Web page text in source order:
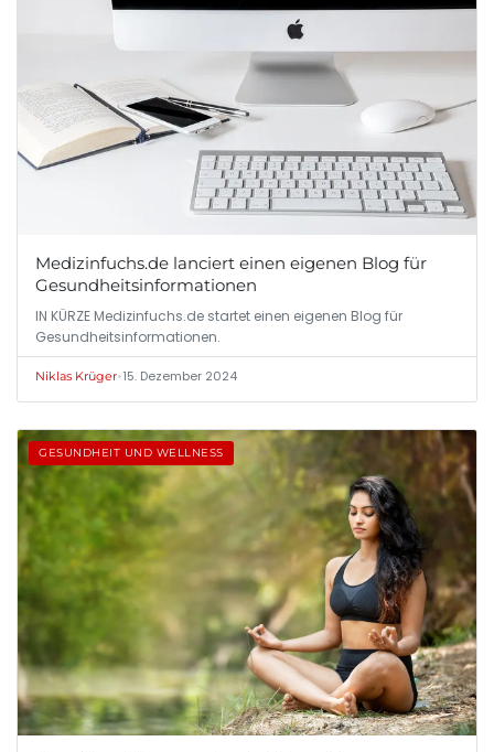
Medizinfuchs.de lanciert einen eigenen Blog für
Gesundheitsinformationen
IN KÜRZE Medizinfuchs.de startet einen eigenen Blog für
Gesundheitsinformationen.
Niklas Krüger•15. Dezember 2024
GESUNDHEIT UND WELLNESS